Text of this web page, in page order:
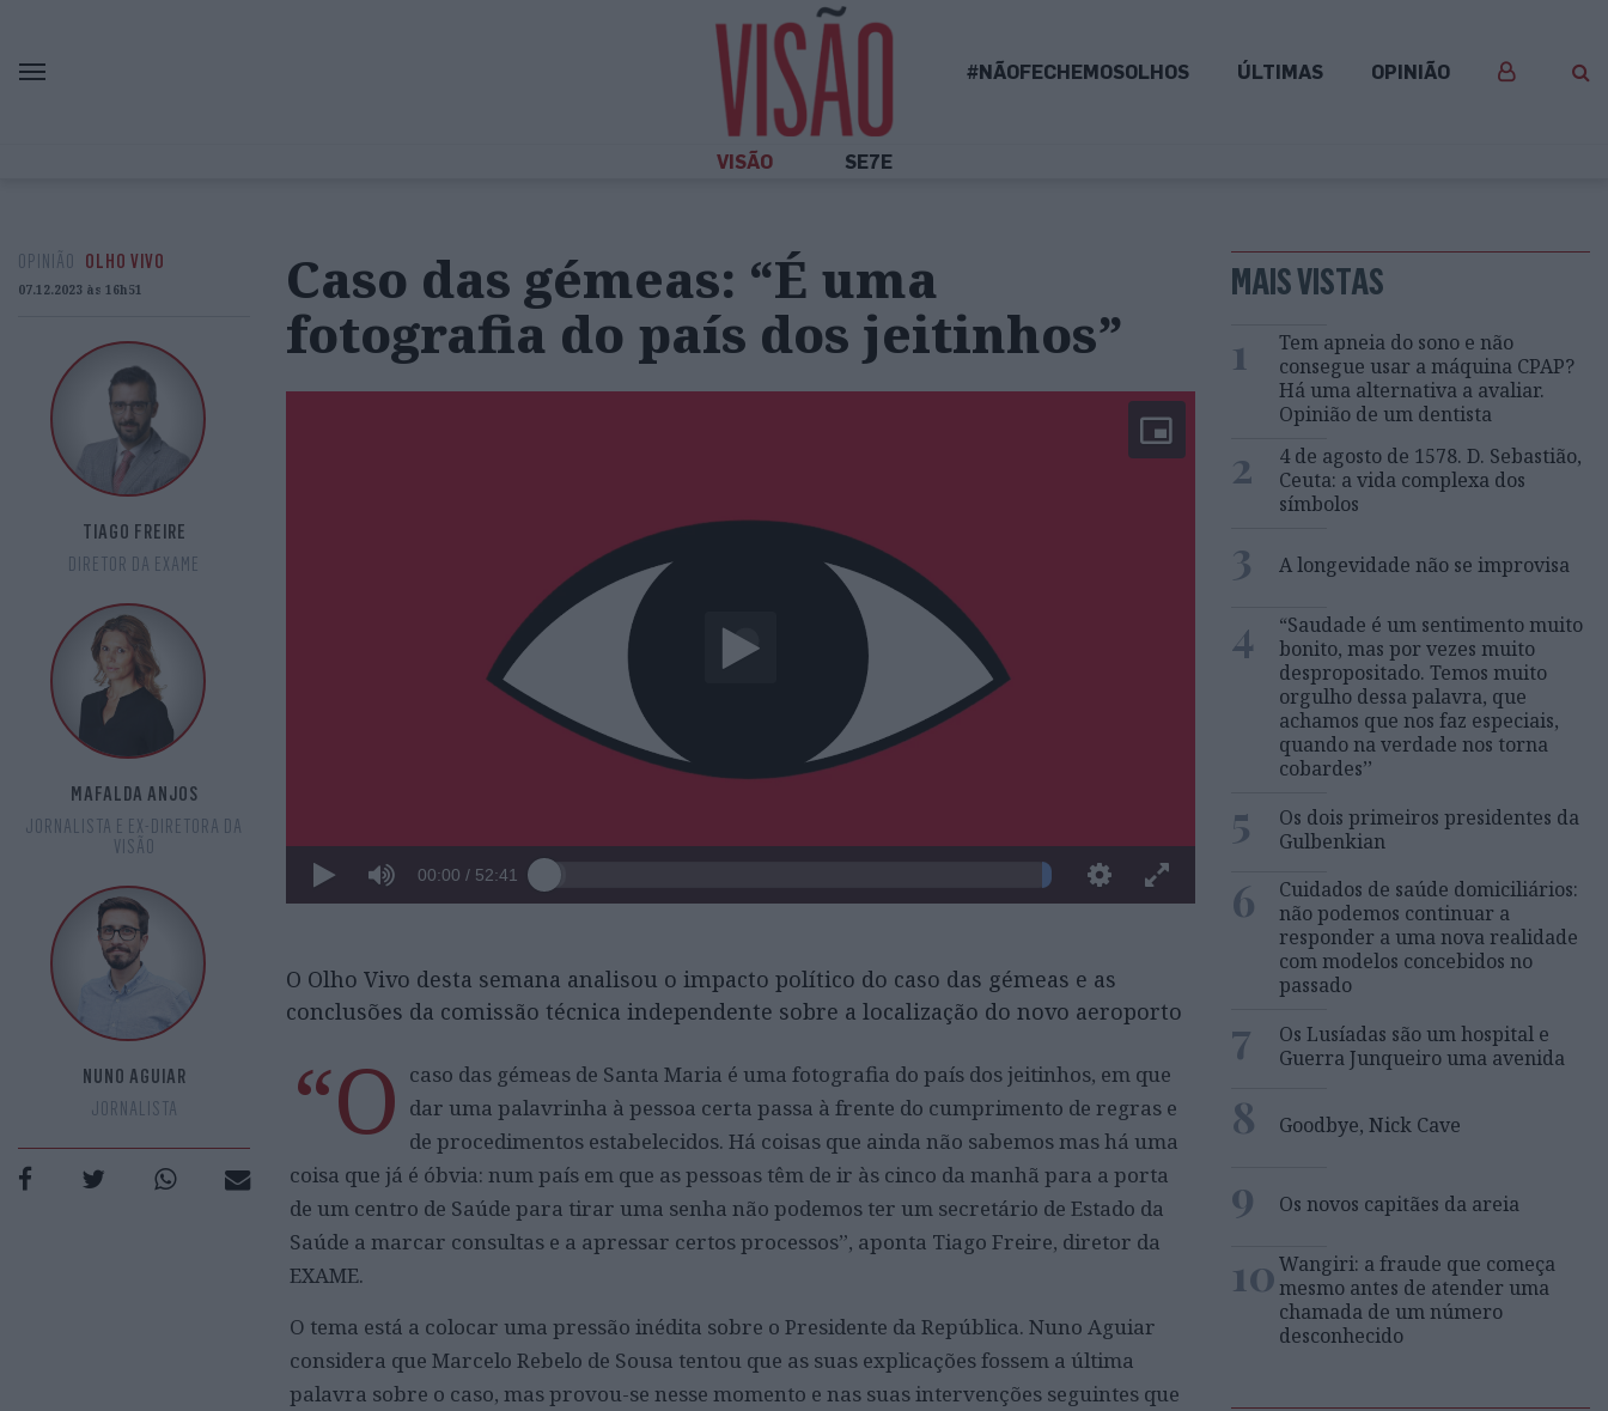
#NÃOFECHEMOSOLHOS ÚLTIMAS OPINIÃO
VISÃO SE7E
OPINIÃO OLHO VIVO
07.12.2023 às 16h51
TIAGO FREIRE
DIRETOR DA EXAME
MAFALDA ANJOS
JORNALISTA E EX-DIRETORA DA
VISÃO
NUNO AGUIAR
JORNALISTA
Caso das gémeas: “É uma
fotografia do país dos jeitinhos”
00:00 / 52:41
O Olho Vivo desta semana analisou o impacto político do caso das gémeas e as
conclusões da comissão técnica independente sobre a localização do novo aeroporto
“O caso das gémeas de Santa Maria é uma fotografia do país dos jeitinhos, em que
dar uma palavrinha à pessoa certa passa à frente do cumprimento de regras e
de procedimentos estabelecidos. Há coisas que ainda não sabemos mas há uma
coisa que já é óbvia: num país em que as pessoas têm de ir às cinco da manhã para a porta
de um centro de Saúde para tirar uma senha não podemos ter um secretário de Estado da
Saúde a marcar consultas e a apressar certos processos”, aponta Tiago Freire, diretor da
EXAME.
O tema está a colocar uma pressão inédita sobre o Presidente da República. Nuno Aguiar
considera que Marcelo Rebelo de Sousa tentou que as suas explicações fossem a última
palavra sobre o caso, mas provou-se nesse momento e nas suas intervenções seguintes que
MAIS VISTAS
1
Tem apneia do sono e não
consegue usar a máquina CPAP?
Há uma alternativa a avaliar.
Opinião de um dentista
2
4 de agosto de 1578. D. Sebastião,
Ceuta: a vida complexa dos
símbolos
3 A longevidade não se improvisa
4
“Saudade é um sentimento muito
bonito, mas por vezes muito
despropositado. Temos muito
orgulho dessa palavra, que
achamos que nos faz especiais,
quando na verdade nos torna
cobardes’’
5
Os dois primeiros presidentes da
Gulbenkian
6
Cuidados de saúde domiciliários:
não podemos continuar a
responder a uma nova realidade
com modelos concebidos no
passado
7
Os Lusíadas são um hospital e
Guerra Junqueiro uma avenida
8 Goodbye, Nick Cave
9 Os novos capitães da areia
10Wangiri: a fraude que começa
mesmo antes de atender uma
chamada de um número
desconhecido